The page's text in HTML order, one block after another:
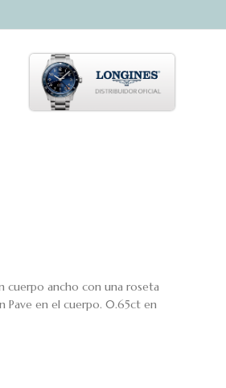
cuerpo ancho con una roseta
Pave en el cuerpo. 0.65ct en